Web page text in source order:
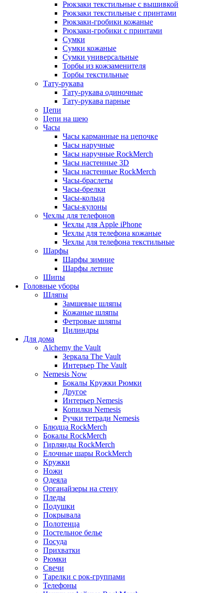
Рюкзаки текстильные с вышивкой
Рюкзаки текстильные с принтами
Рюкзаки-гробики кожаные
Рюкзаки-гробики с принтами
Сумки
Сумки кожаные
Сумки универсальные
Торбы из кожзаменителя
Торбы текстильные
Тату-рукава
Тату-рукава одиночные
Тату-рукава парные
Цепи
Цепи на шею
Часы
Часы карманные на цепочке
Часы наручные
Часы наручные RockMerch
Часы настенные 3D
Часы настенные RockMerch
Часы-браслеты
Часы-брелки
Часы-кольца
Часы-кулоны
Чехлы для телефонов
Чехлы для Apple iPhone
Чехлы для телефона кожаные
Чехлы для телефона текстильные
Шарфы
Шарфы зимние
Шарфы летние
Шипы
Головные уборы
Шляпы
Замшевые шляпы
Кожаные шляпы
Фетровые шляпы
Цилиндры
Для дома
Alchemy the Vault
Зеркала The Vault
Интерьер The Vault
Nemesis Now
Бокалы Кружки Рюмки
Другое
Интерьер Nemesis
Копилки Nemesis
Ручки тетради Nemesis
Блюдца RockMerch
Бокалы RockMerch
Гирлянды RockMerch
Елочные шары RockMerch
Кружки
Ножи
Одеяла
Органайзеры на стену
Пледы
Подушки
Покрывала
Полотенца
Постельное белье
Посуда
Прихватки
Рюмки
Свечи
Тарелки с рок-группами
Телефоны